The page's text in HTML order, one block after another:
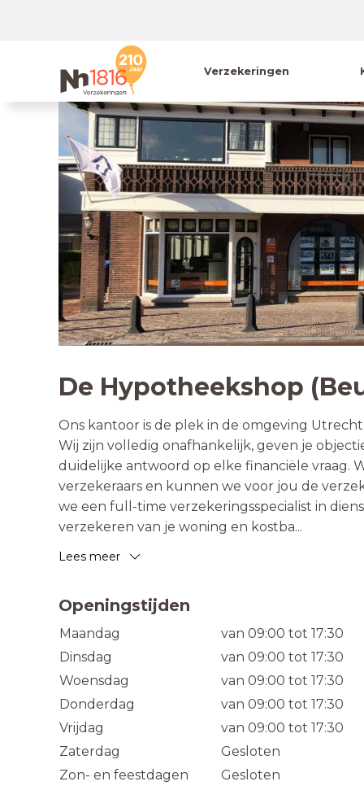
Verzekeringen
De Hypotheekshop
Ons kantoor is de plek in de omgeving
Wij zijn volledig onafhankelijk, geven je
duidelijke antwoord op elke financiële vraag.
verzekeraars en kunnen we voor jou de
we een full-time verzekeringsspecialist in
verzekeren van je woning en kostba...
Lees meer
Openingstijden
Maandag
van 09:00 tot 17:30
Dinsdag
van 09:00 tot 17:30
Woensdag
van 09:00 tot 17:30
Donderdag
van 09:00 tot 17:30
Vrijdag
van 09:00 tot 17:30
Zaterdag
Gesloten
Zon- en feestdagen
Gesloten